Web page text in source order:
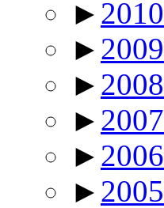
► 2010
► 2009
► 2008
► 2007
► 2006
► 2005